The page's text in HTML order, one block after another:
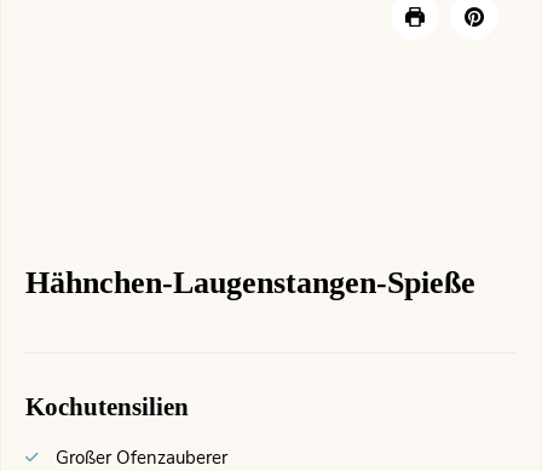
Hähnchen-Laugenstangen-Spieße
Kochutensilien
Großer Ofenzauberer